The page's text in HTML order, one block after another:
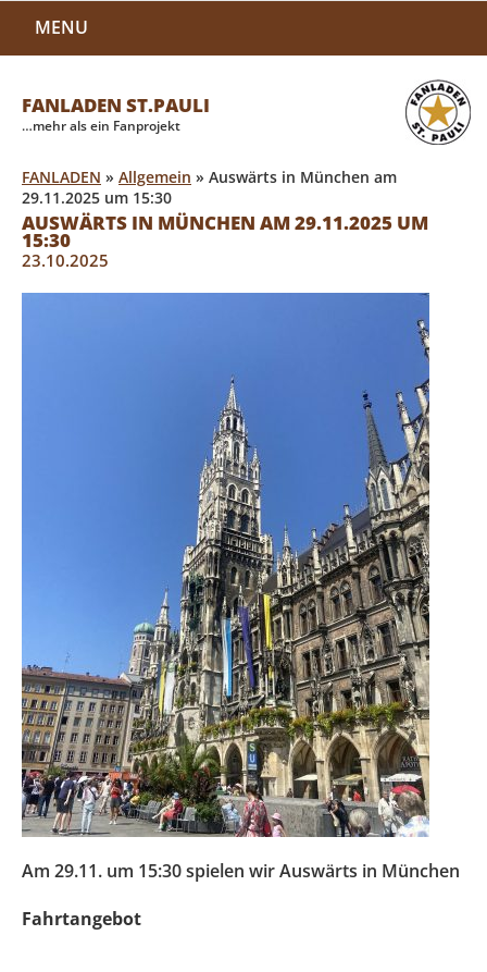
MENU
FANLADEN ST.PAULI
…mehr als ein Fanprojekt
FANLADEN » Allgemein » Auswärts in München am
29.11.2025 um 15:30
AUSWÄRTS IN MÜNCHEN AM 29.11.2025 UM
15:30
23.10.2025
Am 29.11. um 15:30 spielen wir Auswärts in München
Fahrtangebot